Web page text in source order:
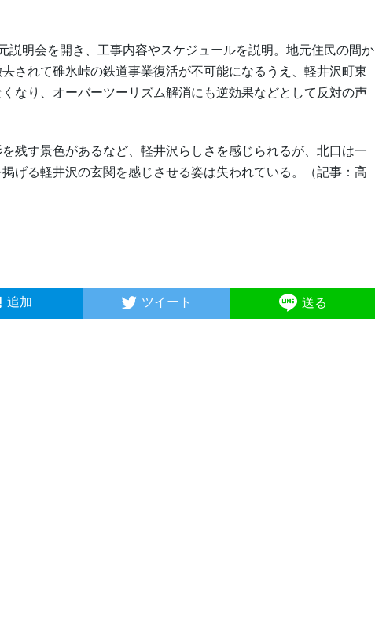
明会を開き、工事内容やスケジュールを説明。地元住民の間か
されて碓氷峠の鉄道事業復活が不可能になるうえ、軽井沢町東
なり、オーバーツーリズム解消にも逆効果などとして反対の声
残す景色があるなど、軽井沢らしさを感じられるが、北口は一
げる軽井沢の玄関を感じさせる姿は失われている。（記事：高
追加 ツイート 送る